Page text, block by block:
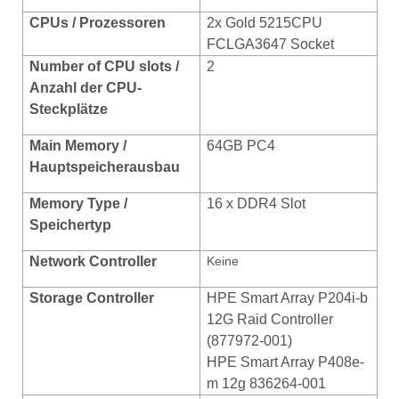
CPUs / Prozessoren
2x Gold 5215CPU
FCLGA3647 Socket
Number of CPU slots /
Anzahl der CPU-
Steckplätze
2
Main Memory /
Hauptspeicherausbau
64GB PC4
Memory Type /
Speichertyp
16 x DDR4 Slot
Network Controller Keine
Storage Controller
HPE Smart Array P204i-b
12G Raid Controller
(877972-001)
HPE Smart Array P408e-
m 12g 836264-001